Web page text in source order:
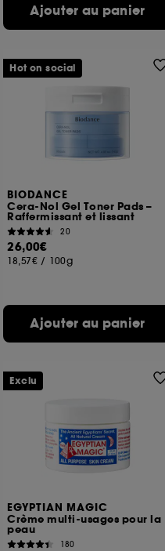
Ajouter au panier
BIODANCE
Cera-Nol Gel Toner Pads –
Raffermissant et lissant
20
26,00€
18,57€ / 100g
Ajouter au panier
Hot on social
EGYPTIAN MAGIC
Crème multi-usages pour la
peau
180
Exclu